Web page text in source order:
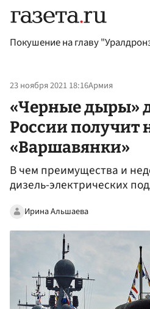
Покушение на главу
23 ноября 2021 18:16Армия
«Черные дыры»
России получит
«Варшавянки»
В чем преимущества и
дизель-электрических
Ирина Альшаева